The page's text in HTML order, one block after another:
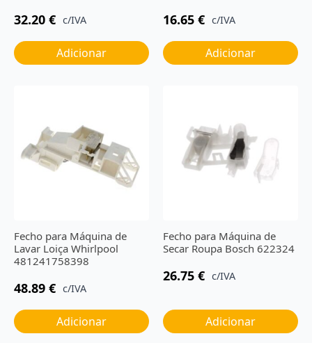
32.20 € c/IVA
Adicionar
16.65 € c/IVA
Adicionar
Fecho para Máquina de
Lavar Loiça Whirlpool
481241758398
48.89 € c/IVA
Adicionar
Fecho para Máquina de
Secar Roupa Bosch 622324
26.75 € c/IVA
Adicionar